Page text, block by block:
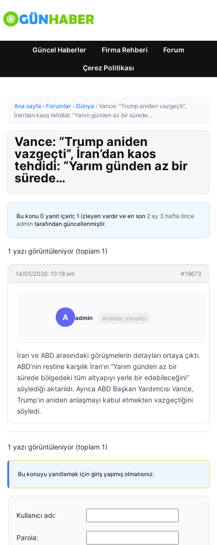
Güncel Haberler Firma Rehberi Forum
Çerez Politikası
Ana sayfa › Forumlar › Dünya › Vance: “Trump aniden vazgeçti”,
İran’dan kaos tehdidi: “Yarım günden az bir sürede…
Vance: “Trump aniden
vazgeçti”, İran’dan kaos
tehdidi: “Yarım günden az bir
sürede…
Bu konu 0 yanıt içerir, 1 izleyen vardır ve en son 2 ay 3 hafta önce
admin tarafından güncellenmiştir.
1 yazı görüntüleniyor (toplam 1)
14/05/2026: 10:18 am #19673
A admin Anahtar yönetici
İran ve ABD arasındaki görüşmelerin detayları ortaya çıktı.
ABD’nin restine karşılık İran’ın “Yarım günden az bir
sürede bölgedeki tüm altyapıyı yerle bir edebileceğini”
söylediği aktarıldı. Ayrıca ABD Başkan Yardımcısı Vance,
Trump’ın aniden anlaşmayı kabul etmekten vazgeçtiğini
söyledi.
1 yazı görüntüleniyor (toplam 1)
Bu konuyu yanıtlamak için giriş yapmış olmalısınız.
Kullanıcı adı:
Parola: